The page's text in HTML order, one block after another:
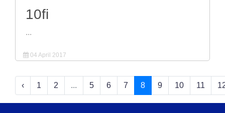
10fi
...
04 April 2017
‹ 1 2 ... 5 6 7 8 9 10 11